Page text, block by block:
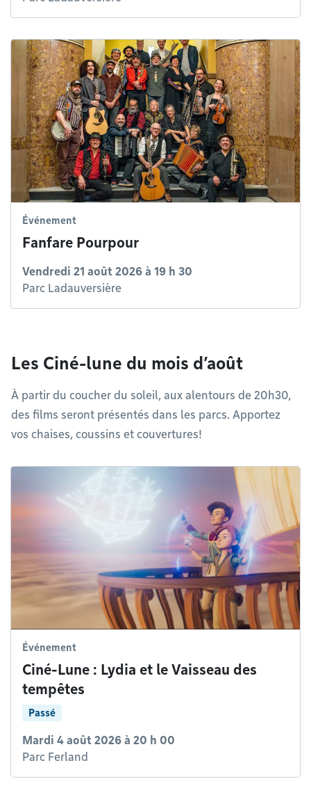
Événement
Fanfare Pourpour
Vendredi 21 août 2026 à 19 h 30
Parc Ladauversière
Les Ciné-lune du mois d’août
À partir du coucher du soleil, aux alentours de 20h30,
des films seront présentés dans les parcs. Apportez
vos chaises, coussins et couvertures!
Événement
Ciné-Lune : Lydia et le Vaisseau des
tempêtes
Passé
Mardi 4 août 2026 à 20 h 00
Parc Ferland